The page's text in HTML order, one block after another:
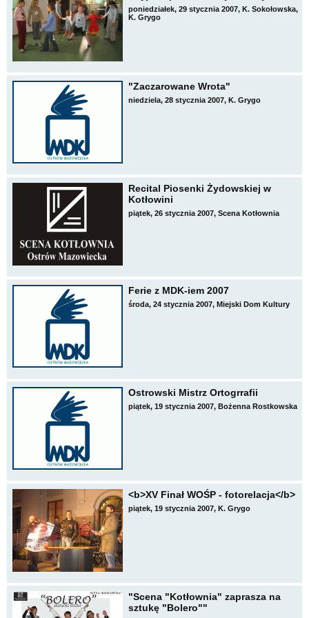
poniedziałek, 29 stycznia 2007, K. Sokołowska,
K. Grygo
"Zaczarowane Wrota"
niedziela, 28 stycznia 2007, K. Grygo
Recital Piosenki Żydowskiej w
Kotłowini
piątek, 26 stycznia 2007, Scena Kotłownia
Ferie z MDK-iem 2007
środa, 24 stycznia 2007, Miejski Dom Kultury
Ostrowski Mistrz Ortogrrafii
piątek, 19 stycznia 2007, Bożenna Rostkowska
<b>XV Finał WOŚP - fotorelacja</b>
piątek, 19 stycznia 2007, K. Grygo
"Scena "Kotłownia" zaprasza na
sztukę "Bolero""